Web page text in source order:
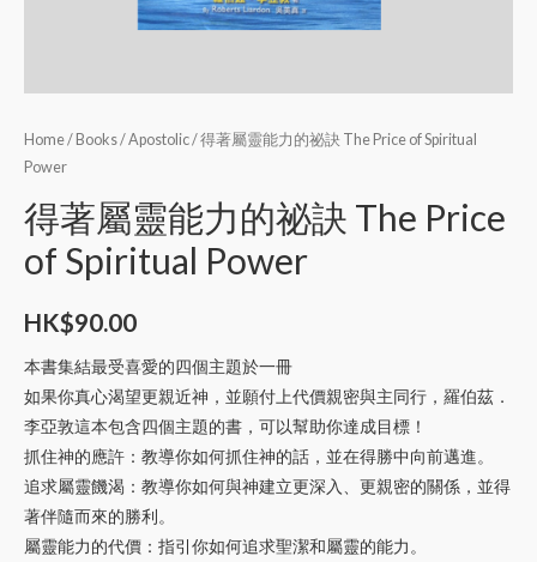
Home/ Books/Apostolic/ 得著屬靈能力的祕訣 The Price of Spiritual
Power
得著屬靈能力的祕訣 The Price
of Spiritual Power
HK$90.00
本書集結最受喜愛的四個主題於一冊
如果你真心渴望更親近神，並願付上代價親密與主同行，羅伯茲．
李亞敦這本包含四個主題的書，可以幫助你達成目標！
抓住神的應許：教導你如何抓住神的話，並在得勝中向前邁進。
追求屬靈饑渴：教導你如何與神建立更深入、更親密的關係，並得
著伴隨而來的勝利。
屬靈能力的代價：指引你如何追求聖潔和屬靈的能力。